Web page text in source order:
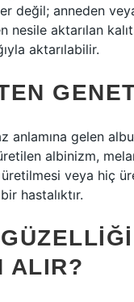
değil; anneden
nesile aktarılan
aktarılabilir.
anlamına gelen
albinizm,
veya hiç
hastalıktır.
ALIR?